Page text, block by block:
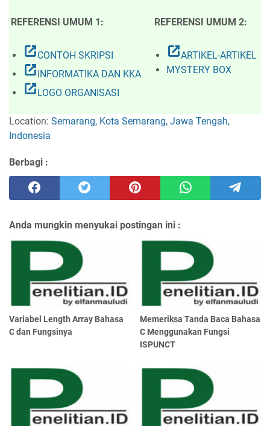
REFERENSI UMUM 1: REFERENSI UMUM 2:
open_in_newCONTOH SKRIPSI
open_in_new INFORMATIKA DAN KKA
open_in_new LOGO ORGANISASI
open_in_newARTIKEL-ARTIKEL
MYSTERY BOX
Location: Semarang, Kota Semarang, Jawa Tengah,
Indonesia
Berbagi :
Anda mungkin menyukai postingan ini :
Variabel Length Array Bahasa
C dan Fungsinya
Memeriksa Tanda Baca Bahasa
C Menggunakan Fungsi
ISPUNCT